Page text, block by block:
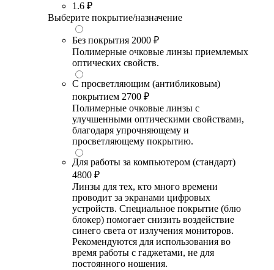
1.6 ₽
Выберите покрытие/назначение
Без покрытия 2000 ₽
Полимерные очковые линзы приемлемых
оптических свойств.
С просветляющим (антибликовым)
покрытием 2700 ₽
Полимерные очковые линзы с
улучшенными оптическими свойствами,
благодаря упрочняющему и
просветляющему покрытию.
Для работы за компьютером (стандарт)
4800 ₽
Линзы для тех, кто много времени
проводит за экранами цифровых
устройств. Специальное покрытие (блю
блокер) помогает снизить воздействие
синего света от излучения мониторов.
Рекомендуются для использования во
время работы с гаджетами, не для
постоянного ношения.